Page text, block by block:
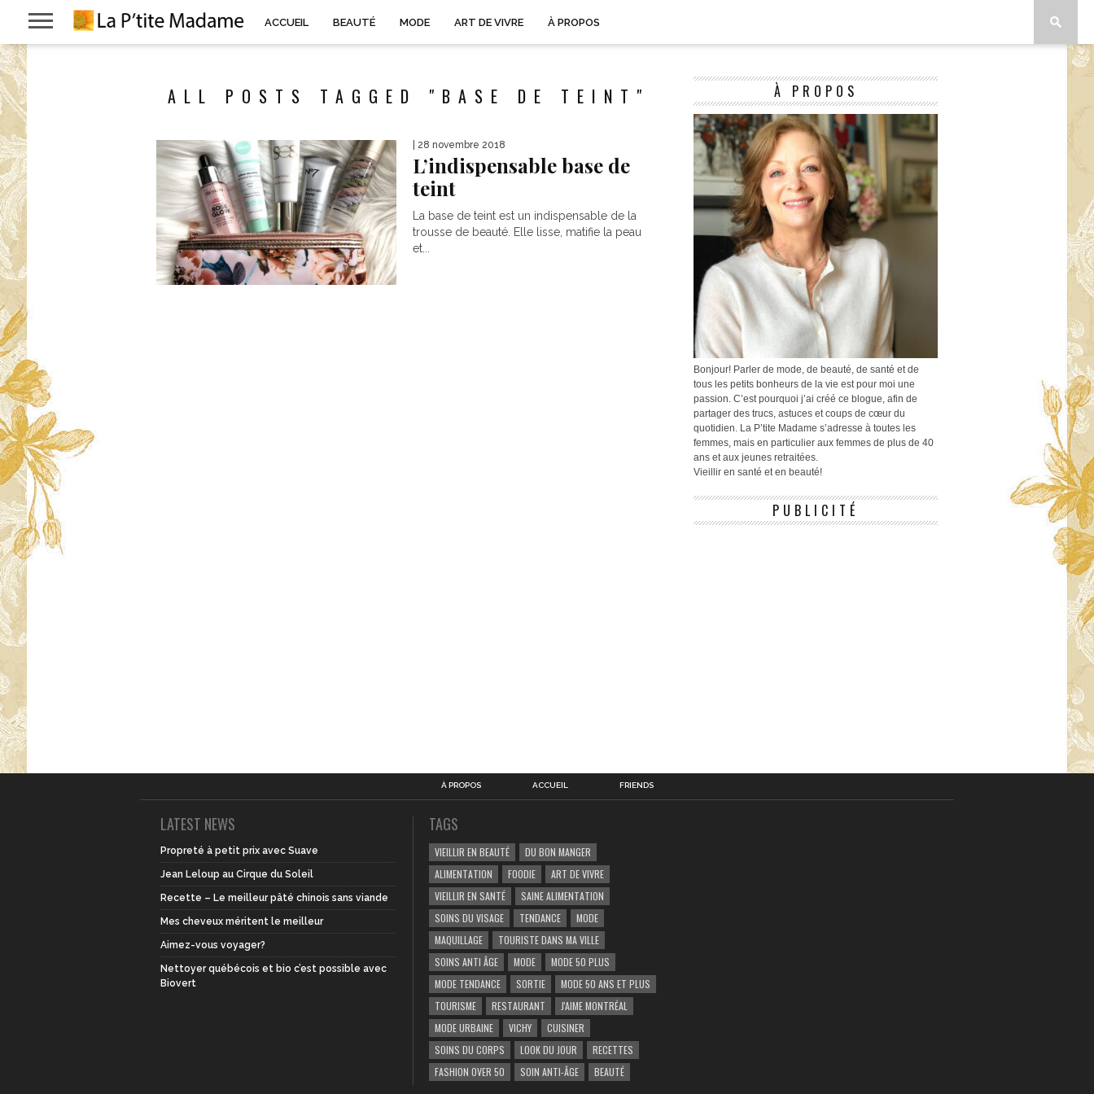
ACCUEIL BEAUTÉ MODE ART DE VIVRE À PROPOS
ALL POSTS TAGGED "BASE DE TEINT"
| 28 novembre 2018
L’indispensable base de
teint
La base de teint est un indispensable de la
trousse de beauté. Elle lisse, matifie la peau
et...
À PROPOS
Bonjour! Parler de mode, de beauté, de santé et de
tous les petits bonheurs de la vie est pour moi une
passion. C’est pourquoi j’ai créé ce blogue, afin de
partager des trucs, astuces et coups de cœur du
quotidien. La P’tite Madame s’adresse à toutes les
femmes, mais en particulier aux femmes de plus de 40
ans et aux jeunes retraitées.
Vieillir en santé et en beauté!
PUBLICITÉ
À PROPOS ACCUEIL FRIENDS
LATEST NEWS
Propreté à petit prix avec Suave
Jean Leloup au Cirque du Soleil
Recette – Le meilleur pâté chinois sans viande
Mes cheveux méritent le meilleur
Aimez-vous voyager?
Nettoyer québécois et bio c’est possible avec
Biovert
TAGS
VIEILLIR EN BEAUTÉ
DU BON MANGER
ALIMENTATION
FOODIE
ART DE VIVRE
VIEILLIR EN SANTÉ
SAINE ALIMENTATION
SOINS DU VISAGE
TENDANCE
MODE
MAQUILLAGE
TOURISTE DANS MA VILLE
SOINS ANTI ÂGE
MODE
MODE 50 PLUS
MODE TENDANCE
SORTIE
MODE 50 ANS ET PLUS
TOURISME
RESTAURANT
J'AIME MONTRÉAL
MODE URBAINE
VICHY
CUISINER
SOINS DU CORPS
LOOK DU JOUR
RECETTES
FASHION OVER 50
SOIN ANTI-ÂGE BEAUTÉ